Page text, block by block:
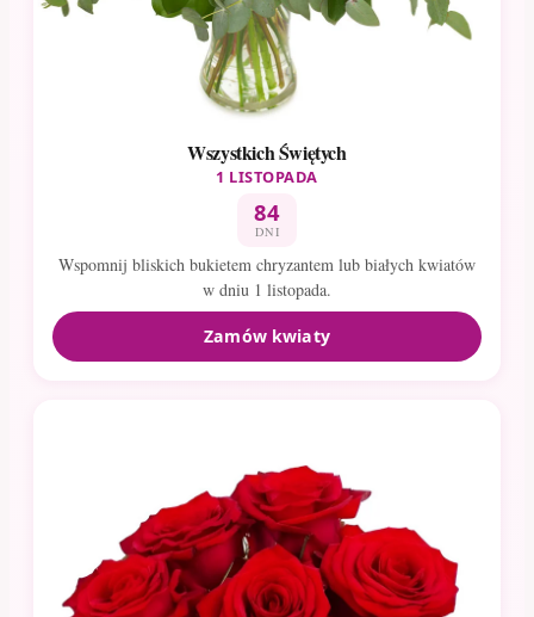
Wszystkich Świętych
1 LISTOPADA
84
DNI
Wspomnij bliskich bukietem chryzantem lub białych kwiatów
w dniu 1 listopada.
Zamów kwiaty